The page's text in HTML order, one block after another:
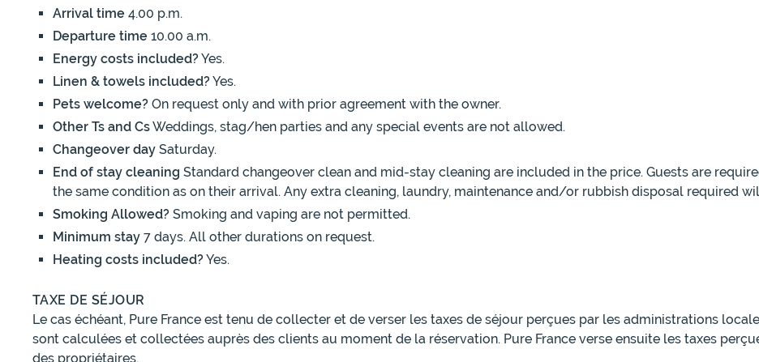
Arrival time 4.00 p.m.
Departure time 10.00 a.m.
Energy costs included?Yes.
Linen & towels included?Yes.
Pets welcome? On request only and with prior agreement with the owner.
Other Ts and CsWeddings, stag/hen parties and any special events are not allowed.
Changeover day Saturday.
End of stay cleaning Standard changeover clean and mid-stay cleaning are included in the price. Guests are
the same condition as on their arrival. Any extra cleaning, laundry, maintenance and/or rubbish disposal required
Smoking Allowed? Smoking and vaping are not permitted.
Minimum stay 7 days. All other durations on request.
Heating costs included?Yes.
TAXE DE SÉJOUR
Le cas échéant, Pure France est tenu de collecter et de verser les taxes de séjour perçues par les administrations
sont calculées et collectées auprès des clients au moment de la réservation. Pure France verse ensuite les taxes
des propriétaires.